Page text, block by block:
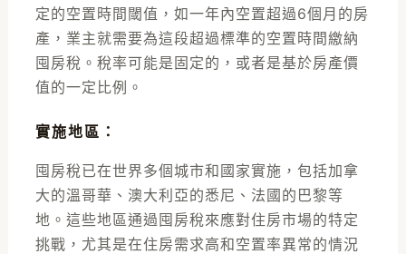
定的空置時間閾值，如一年內空置超過6個月的房
產，業主就需要為這段超過標準的空置時間繳納
囤房稅。稅率可能是固定的，或者是基於房產價
值的一定比例。
實施地區：
囤房稅已在世界多個城市和國家實施，包括加拿
大的溫哥華、澳大利亞的悉尼、法國的巴黎等
地。這些地區通過囤房稅來應對住房市場的特定
挑戰，尤其是在住房需求高和空置率異常的情況